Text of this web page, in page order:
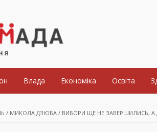
Приірпіння
Влада Економіка Освіта
/ МИКОЛА ДЗЮБА / ВИБОРИ ЩЕ НЕ ЗАВЕРШИЛИСЬ, А